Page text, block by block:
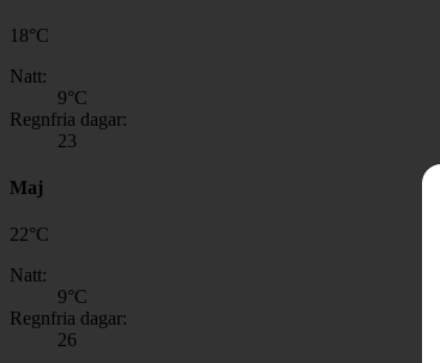
18°C
Natt:
9°C
Regnfria dagar:
23
Maj
22°C
Natt:
9°C
Regnfria dagar:
26